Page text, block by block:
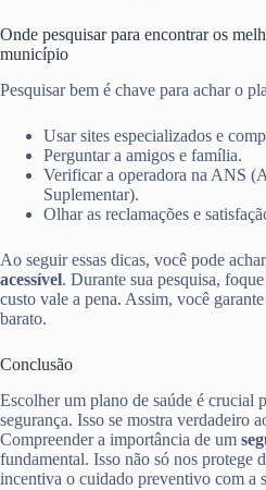
Onde pesquisar para encontrar os
município
Pesquisar bem é chave para achar o
Usar sites especializados e
Perguntar a amigos e família.
Verificar a operadora na ANS
Suplementar).
Olhar as reclamações e
Ao seguir essas dicas, você pode
acessível. Durante sua pesquisa,
custo vale a pena. Assim, você
barato.
Conclusão
Escolher um plano de saúde é crucial
segurança. Isso se mostra verdadeiro
Compreender a importância de um
fundamental. Isso não só nos protege
incentiva o cuidado preventivo com a